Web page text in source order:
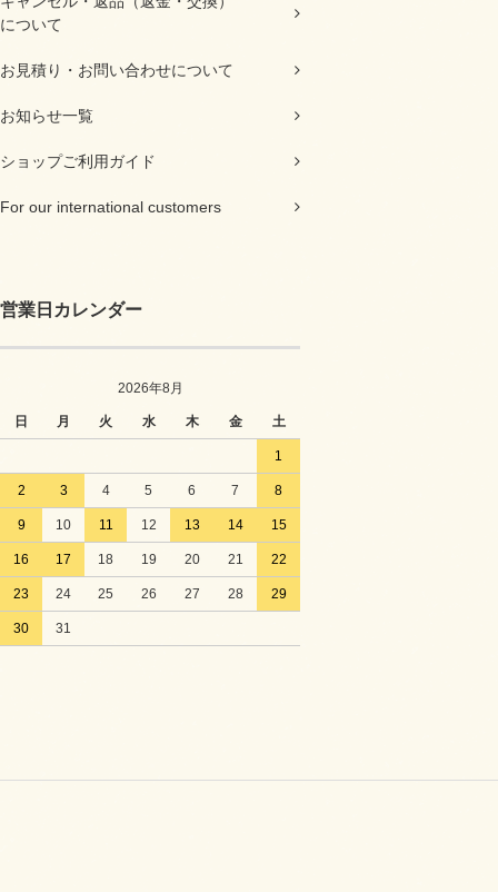
について
お見積り・お問い合わせについて
お知らせ一覧
ショップご利用ガイド
For our international customers
営業日カレンダー
2026年8月
日 月 火 水 木 金 土
1
2 3 4 5 6 7 8
9 10 11 12 13 14 15
16 17 18 19 20 21 22
23 24 25 26 27 28 29
30 31